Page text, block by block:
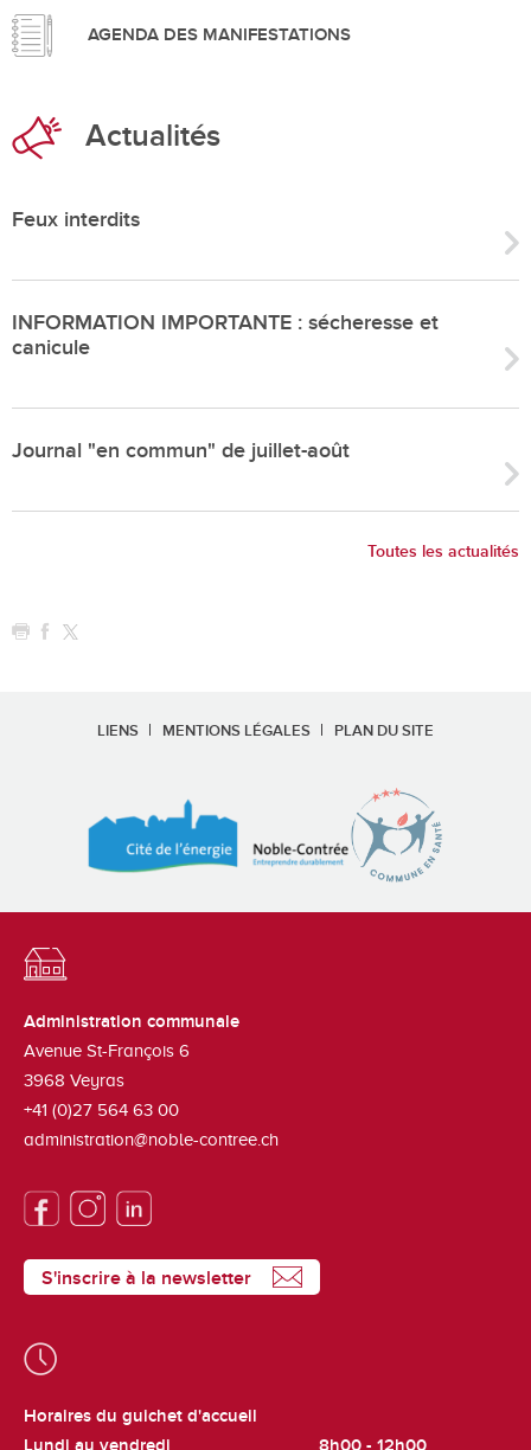
AGENDA DES MANIFESTATIONS
Actualités
Feux interdits
INFORMATION IMPORTANTE : sécheresse et
canicule
Journal "en commun" de juillet-août
Toutes les actualités
LIENS MENTIONS LÉGALES PLAN DU SITE
Administration communale
Avenue St-François 6
3968 Veyras
+41 (0)27 564 63 00
administration@noble-contree.ch
S'inscrire à la newsletter
Horaires du guichet d'accueil
Lundi au vendredi
8h00 - 12h00